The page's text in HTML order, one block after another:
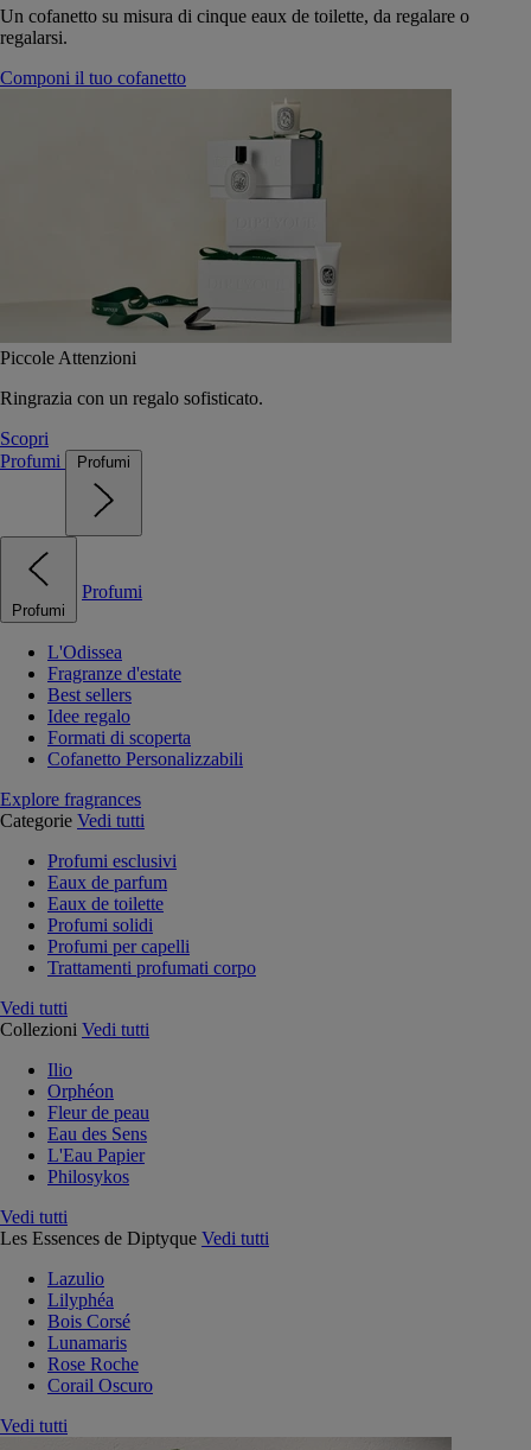
Un cofanetto su misura di cinque eaux de toilette, da regalare o
regalarsi.
Componi il tuo cofanetto
Piccole Attenzioni
Ringrazia con un regalo sofisticato.
Scopri
Profumi
Profumi
Profumi
Profumi
L'Odissea
Fragranze d'estate
Best sellers
Idee regalo
Formati di scoperta
Cofanetto Personalizzabili
Explore fragrances
Categorie Vedi tutti
Profumi esclusivi
Eaux de parfum
Eaux de toilette
Profumi solidi
Profumi per capelli
Trattamenti profumati corpo
Vedi tutti
Collezioni Vedi tutti
Ilio
Orphéon
Fleur de peau
Eau des Sens
L'Eau Papier
Philosykos
Vedi tutti
Les Essences de Diptyque Vedi tutti
Lazulio
Lilyphéa
Bois Corsé
Lunamaris
Rose Roche
Corail Oscuro
Vedi tutti